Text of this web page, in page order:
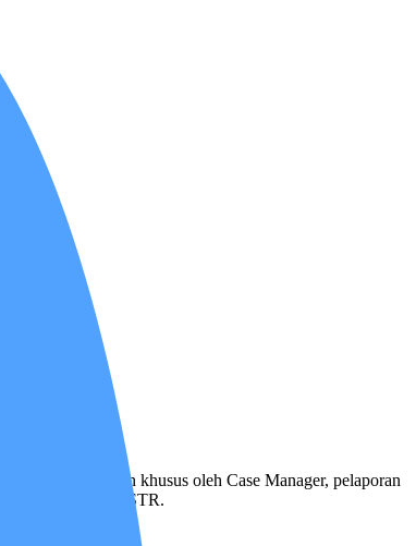
khusus.
Care Plan khusus oleh Case Manager, pelaporan
bersertifikat STR.